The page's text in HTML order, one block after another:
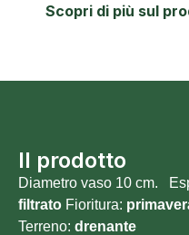
Scopri di più sul
Il prodotto
Diametro vaso 10 cm.
filtrato Fioritura:
Terreno: drenante